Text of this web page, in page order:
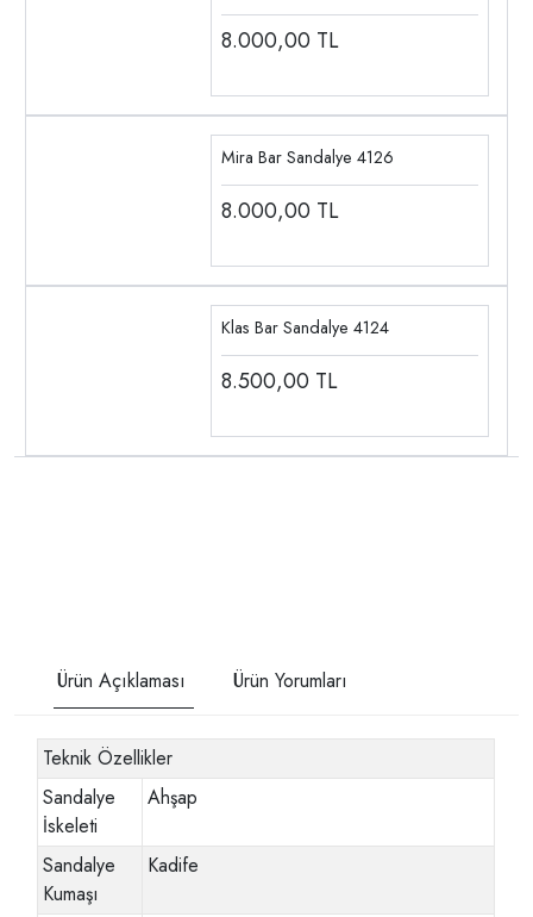
8.000,00 TL
Mira Bar Sandalye 4126
8.000,00 TL
Klas Bar Sandalye 4124
8.500,00 TL
Ürün Açıklaması Ürün Yorumları
Teknik Özellikler
Sandalye
İskeleti
Ahşap
Sandalye
Kumaşı
Kadife